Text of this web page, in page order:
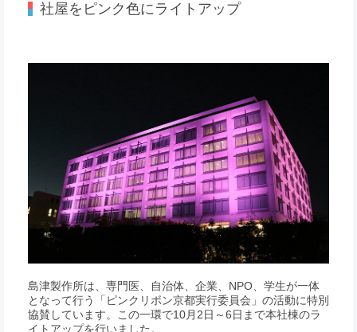
社屋をピンク色にライトアップ
島津製作所は、専門医、自治体、企業、NPO、学生が一体
となって行う「ピンクリボン京都実行委員会」の活動に特別
協賛しています。この一環で10月2日～6日まで本社棟のラ
イトアップを行いました。